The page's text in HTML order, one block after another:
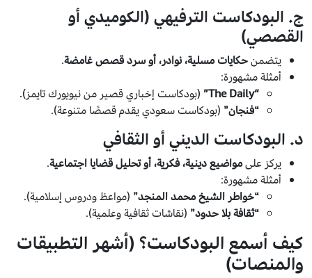
ج. البودكاست الترفيهي (الكوميدي أو
القصصي)
يتضمنحكايات مسلية، نوادر، أو سرد قصص غامضة.
أمثلة مشهورة:
“The Daily”
(بودكاست إخباري قصير من نيويورك تايمز).
“فنجان” (بودكاست سعودي يقدم قصصًا متنوعة).
د. البودكاست الديني أو الثقافي
يركز علىمواضيع دينية، فكرية، أو تحليل قضايا اجتماعية.
أمثلة مشهورة:
“خواطر الشيخ محمد المنجد” (مواعظ ودروس إسلامية).
“ثقافة بلا حدود” (نقاشات ثقافية وعلمية).
كيف أسمع البودكاست؟ (أشهر التطبيقات
والمنصات)